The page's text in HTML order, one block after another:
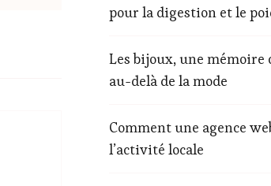
pour la digestion et le
Les bijoux, une
au-delà de la mode
Comment une agence
l’activité locale